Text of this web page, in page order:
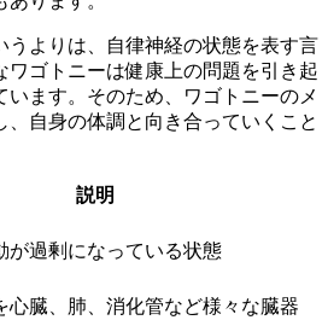
うよりは、自律神経の状態を表す言
ワゴトニーは健康上の問題を引き起
います。そのため、ワゴトニーのメ
、自身の体調と向き合っていくこと
説明
が過剰になっている状態
心臓、肺、消化管など様々な臓器